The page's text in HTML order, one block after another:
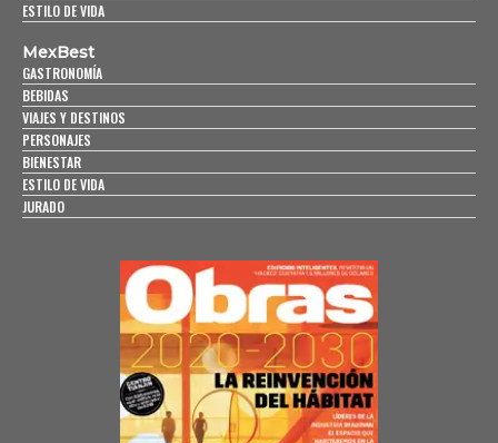
ESTILO DE VIDA
MexBest
GASTRONOMÍA
BEBIDAS
VIAJES Y DESTINOS
PERSONAJES
BIENESTAR
ESTILO DE VIDA
JURADO